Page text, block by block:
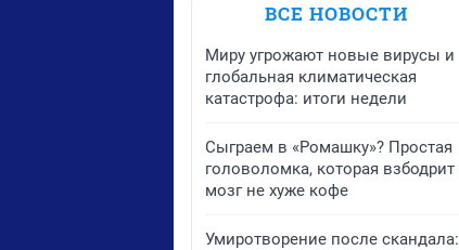
ВСЕ НОВОСТИ
Миру угрожают новые вирусы и
глобальная климатическая
катастрофа: итоги недели
Сыграем в «Ромашку»? Простая
головоломка, которая взбодрит
мозг не хуже кофе
Умиротворение после скандала: